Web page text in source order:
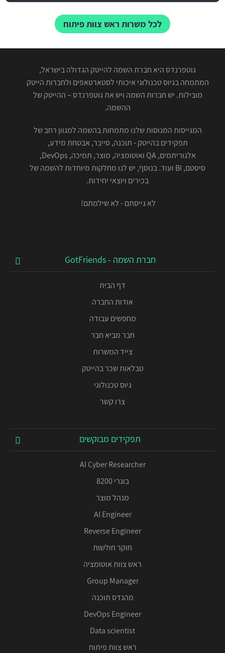
לכל משרות ראש צוות פיתוח
גוטפרנדס היא חברת השמה להייטק הגדולה בישראל,
המתמחה בגיוס טכנולוגי איכותי לסטארטאפים ולחברות הייטק
מובילות. יש חברות השמה ויש את גוטפרנדס – ההייטק של
ההשמה.
המגייסות המנוסות שלנו מתמחות בהשמה למגוון רחב של
תפקידים בהייטק - תוכנה, סייבר, אבטחת מידע,
אלגוריתמים, QA ואוטומציה, מוצר, תמיכה, DevOps,
סיסטם, BI ועוד. בנוסף, יש לנו מחלקות מיוחדות להשמה של
בכירים ויוצאי יחידות.
לא גייסתם - לא שילמתם!
חברת השמה - GotFriends
דף הבית
אודות החברה
מחפשים עבודה
חבר מביא חבר
צייד המשרות
טבלאות שכר בהייטק
גיוס טכנולוגי
צרו קשר
תפקידים מבוקשים
AI Cyber Researcher
בוגרי 8200
מנהל מוצר
AI Engineer
Reverse Engineer
חוקר חולשות
ראש צוות אוטומציה
Group Manager
מהנדס תוכנה
DevOps Engineer
Data scientist
ראש צוות פיתוח